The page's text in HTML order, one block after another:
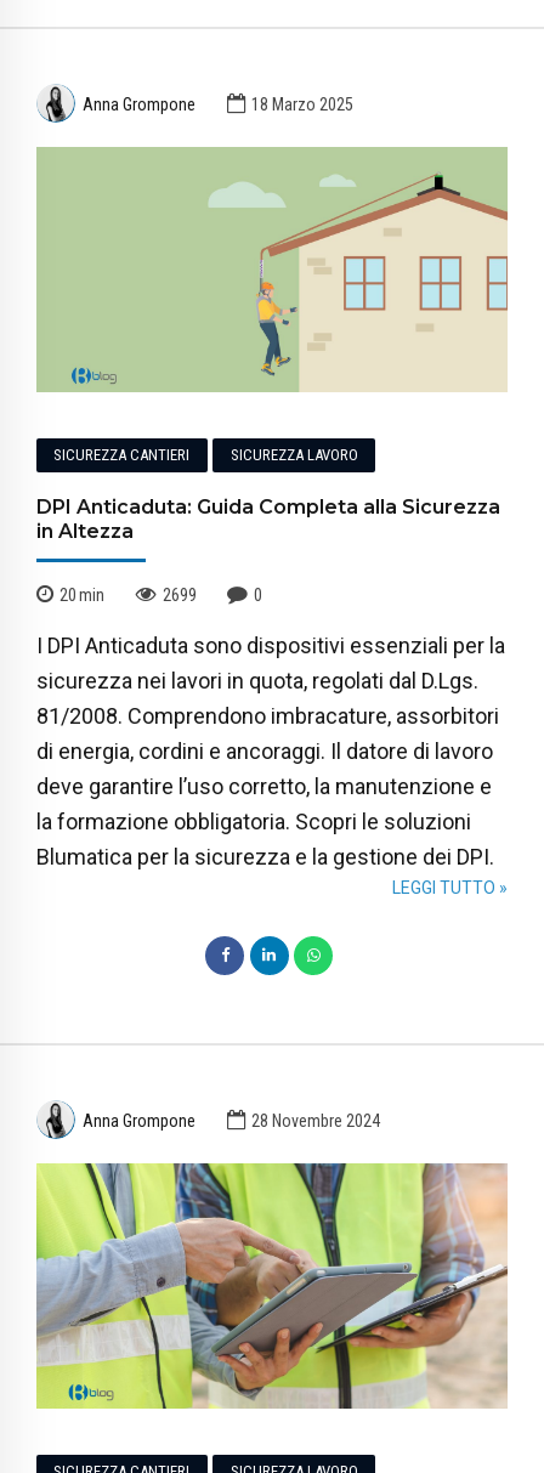
Anna Grompone 18 Marzo 2025
SICUREZZA CANTIERI SICUREZZA LAVORO
DPI Anticaduta: Guida Completa alla Sicurezza
in Altezza
20min 2699 0
I DPI Anticaduta sono dispositivi essenziali per la
sicurezza nei lavori in quota, regolati dal D.Lgs.
81/2008. Comprendono imbracature, assorbitori
di energia, cordini e ancoraggi. Il datore di lavoro
deve garantire l’uso corretto, la manutenzione e
la formazione obbligatoria. Scopri le soluzioni
Blumatica per la sicurezza e la gestione dei DPI.
LEGGI TUTTO »
Anna Grompone 28 Novembre 2024